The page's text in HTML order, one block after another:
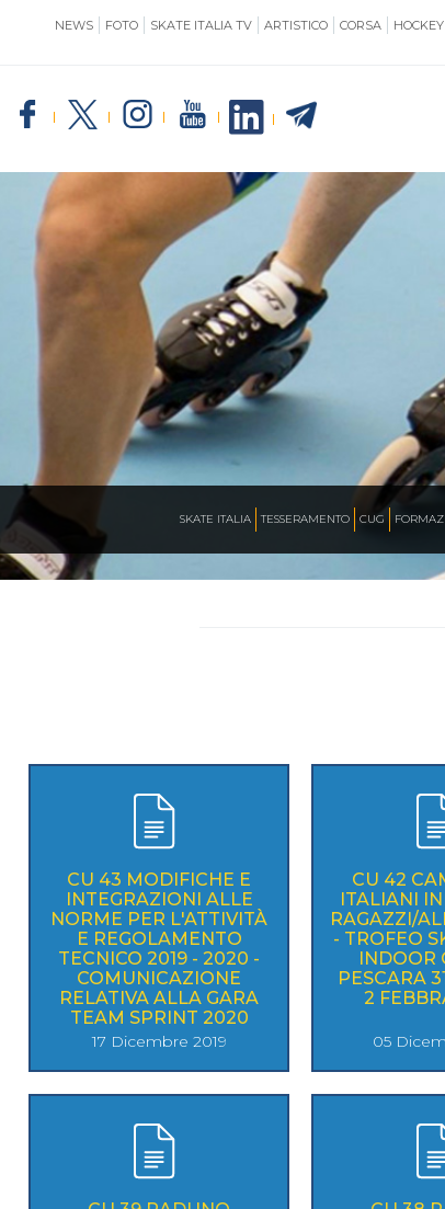
NEWS FOTO SKATE ITALIA TV ARTISTICO CORSA
SKATE ITALIA TESSERAMENTO CUG
CU 43 MODIFICHE E
INTEGRAZIONI ALLE
NORME PER L'ATTIVITÀ
E REGOLAMENTO
TECNICO 2019 - 2020 -
COMUNICAZIONE
RELATIVA ALLA GARA
TEAM SPRINT 2020
17 Dicembre 2019
CU 42
ITALIANI
RAGAZZI/
- TROFEO
INDOOR
PESCARA
2
05
SKATE ITALIA
GIUSTIZIA
IMPIANTISTICA
CALENDARIO
ROLLER DERBY
Mappa del sito